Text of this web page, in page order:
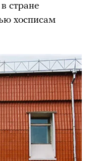
стране
хосписам